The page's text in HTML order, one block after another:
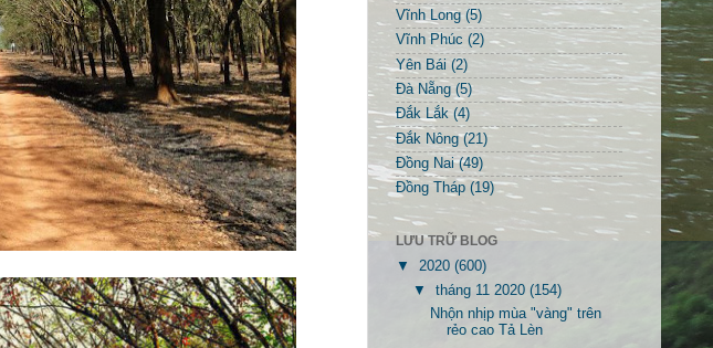
Vĩnh Long (5)
Vĩnh Phúc (2)
Yên Bái (2)
Đà Nẵng (5)
Đắk Lắk (4)
Đắk Nông (21)
Đồng Nai (49)
Đồng Tháp (19)
LƯU TRỮ BLOG
▼ 2020 (600)
▼tháng 11 2020(154)
Nhộn nhịp mùa "vàng" trên
rẻo cao Tả Lèn